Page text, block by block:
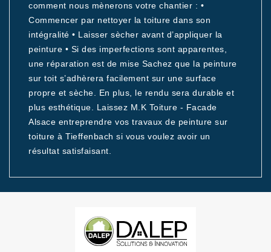
comment nous mènerons votre chantier : •
Commencer par nettoyer la toiture dans son
intégralité • Laisser sècher avant d’appliquer la
peinture • Si des imperfections sont apparentes,
une réparation est de mise Sachez que la peinture
sur toit s’adhèrera facilement sur une surface
propre et sèche. En plus, le rendu sera durable et
plus esthétique. Laissez M.K Toiture - Facade
Alsace entreprendre vos travaux de peinture sur
toiture à Tieffenbach si vous voulez avoir un
résultat satisfaisant.